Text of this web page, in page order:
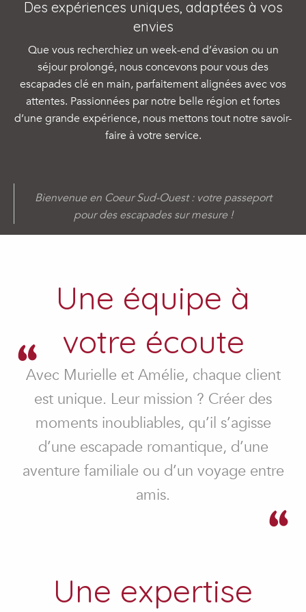
Des expériences uniques, adaptées à vos
envies
Que vous recherchiez un week-end d’évasion ou un
séjour prolongé, nous concevons pour vous des
escapades clé en main, parfaitement alignées avec vos
attentes. Passionnées par notre belle région et fortes
d’une grande expérience, nous mettons tout notre savoir-
faire à votre service.
Bienvenue en Coeur Sud-Ouest : votre passeport
pour des escapades sur mesure !
Une équipe à
votre écoute
Avec Murielle et Amélie, chaque client
est unique. Leur mission ? Créer des
moments inoubliables, qu’il s’agisse
d’une escapade romantique, d’une
aventure familiale ou d’un voyage entre
amis.
Une expertise